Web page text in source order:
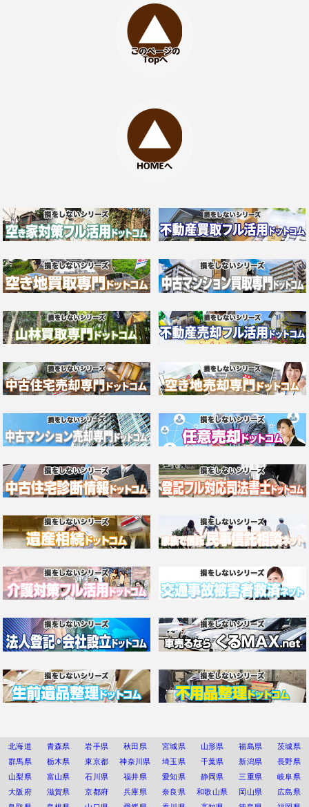
北海道 青森県 岩手県 秋田県 宮城県 山形県 福島県
茨城県
群馬県
栃木県 東京都 神奈川県 埼玉県 千葉県 新潟県
長野県
山梨県
富山県 石川県 福井県 愛知県 静岡県 三重県
岐阜県
大阪府
滋賀県 京都府 兵庫県 奈良県 和歌山県 岡山県
広島県